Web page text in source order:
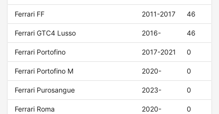
Ferrari FF 2011-2017 46
Ferrari GTC4 Lusso 2016- 46
Ferrari Portofino 2017-2021 0
Ferrari Portofino M 2020- 0
Ferrari Purosangue 2023- 0
Ferrari Roma 2020- 0